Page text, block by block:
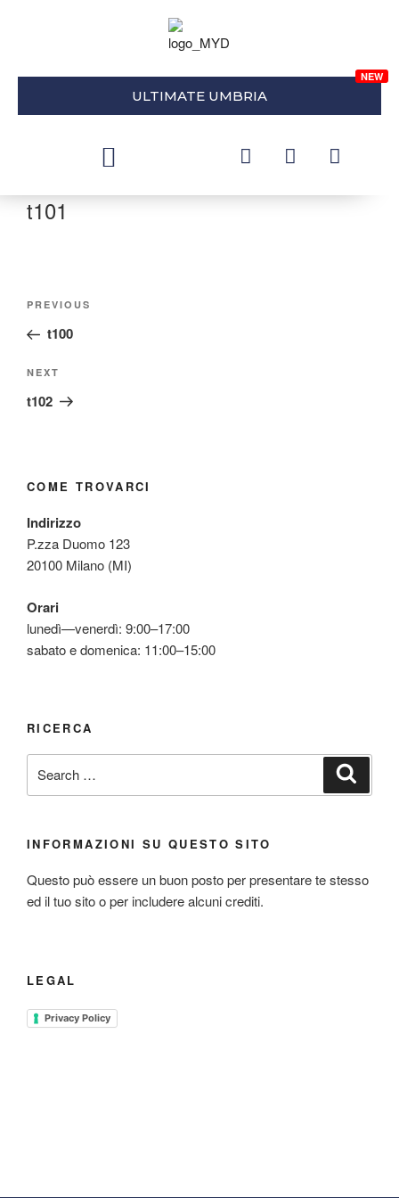
ULTIMATE UMBRIA
t101
PREVIOUS
t100
NEXT
t102
COME TROVARCI
Indirizzo
P.zza Duomo 123
20100 Milano (MI)
Orari
lunedì—venerdì: 9:00–17:00
sabato e domenica: 11:00–15:00
RICERCA
INFORMAZIONI SU QUESTO SITO
Questo può essere un buon posto per presentare te stesso
ed il tuo sito o per includere alcuni crediti.
LEGAL
Privacy Policy